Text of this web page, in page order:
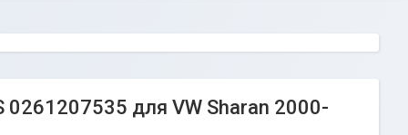
для VW Sharan 2000-